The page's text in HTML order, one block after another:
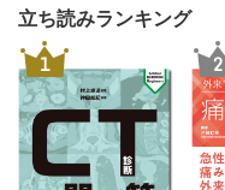
立ち読みランキング
1 2